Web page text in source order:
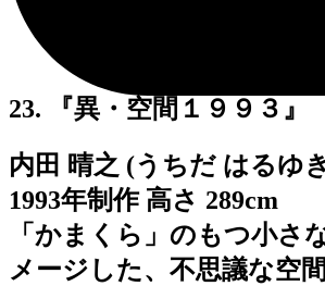
23. 『異・空間１９９３』
内田 晴之 (うちだ はるゆ
1993年制作 高さ 289cm
「かまくら」のもつ小さ
メージした、不思議な空